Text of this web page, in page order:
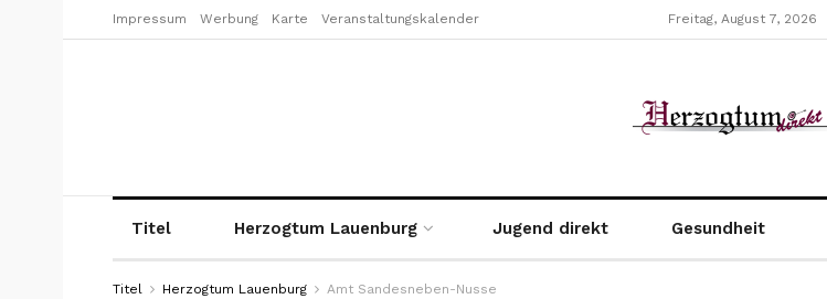
Impressum Werbung Karte Veranstaltungskalender Freitag, August 7, 2026
Titel Herzogtum Lauenburg Jugend direkt Gesundheit
Titel Herzogtum Lauenburg Amt Sandesneben-Nusse